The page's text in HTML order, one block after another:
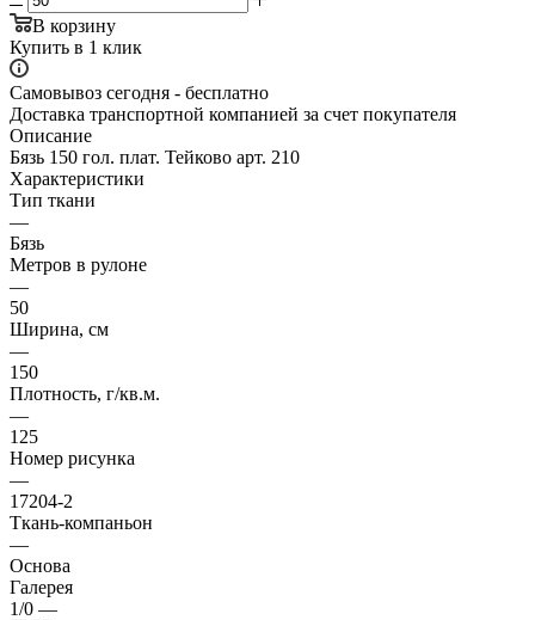
В корзину
Купить в 1 клик
Самовывоз сегодня - бесплатно
Доставка транспортной компанией за счет покупателя
Описание
Бязь 150 гол. плат. Тейково арт. 210
Характеристики
Тип ткани
—
Бязь
Метров в рулоне
—
50
Ширина, см
—
150
Плотность, г/кв.м.
—
125
Номер рисунка
—
17204-2
Ткань-компаньон
—
Основа
Галерея
1/0 —